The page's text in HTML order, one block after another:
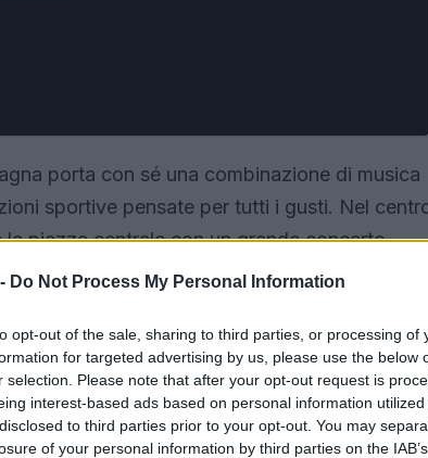
Do Not Process My Personal Information
opt-out of the sale, sharing to third parties, or processing of
for targeted advertising by us, please use the below
selection. Please note that after your opt-out request is
interest-based ads based on personal information
to third parties prior to your opt-out. You may
of your personal information by third parties on the
porta con sé una combinazione di musica
sportive pensate per tutti i gusti. Nel
piazza centrale con un grande concerto
costa si susseguono rassegne jazz, iniziative